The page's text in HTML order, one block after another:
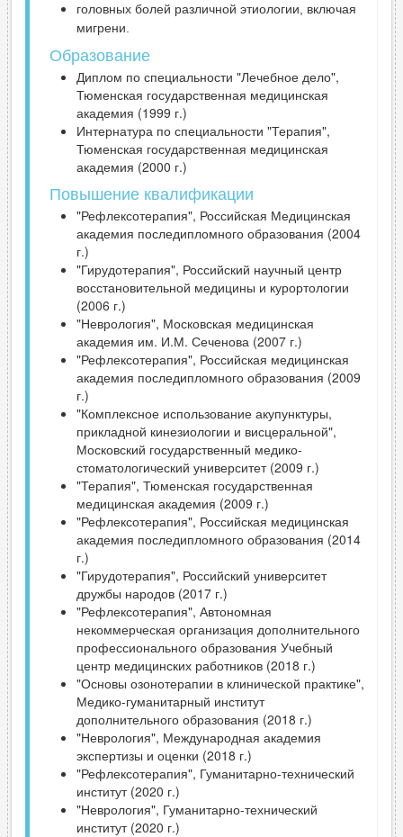
головных болей различной этиологии, включая
мигрени.
Образование
Диплом по специальности "Лечебное дело",
Тюменская государственная медицинская
академия (1999 г.)
Интернатура по специальности "Терапия",
Тюменская государственная медицинская
академия (2000 г.)
Повышение квалификации
"Рефлексотерапия", Российская Медицинская
академия последипломного образования (2004
г.)
"Гирудотерапия", Российский научный центр
восстановительной медицины и курортологии
(2006 г.)
"Неврология", Московская медицинская
академия им. И.М. Сеченова (2007 г.)
"Рефлексотерапия", Российская медицинская
академия последипломного образования (2009
г.)
"Комплексное использование акупунктуры,
прикладной кинезиологии и висцеральной",
Московский государственный медико-
стоматологический университет (2009 г.)
"Терапия", Тюменская государственная
медицинская академия (2009 г.)
"Рефлексотерапия", Российская медицинская
академия последипломного образования (2014
г.)
"Гирудотерапия", Российский университет
дружбы народов (2017 г.)
"Рефлексотерапия", Автономная
некоммерческая организация дополнительного
профессионального образования Учебный
центр медицинских работников (2018 г.)
"Основы озонотерапии в клинической практике",
Медико-гуманитарный институт
дополнительного образования (2018 г.)
"Неврология", Международная академия
экспертизы и оценки (2018 г.)
"Рефлексотерапия", Гуманитарно-технический
институт (2020 г.)
"Неврология", Гуманитарно-технический
институт (2020 г.)